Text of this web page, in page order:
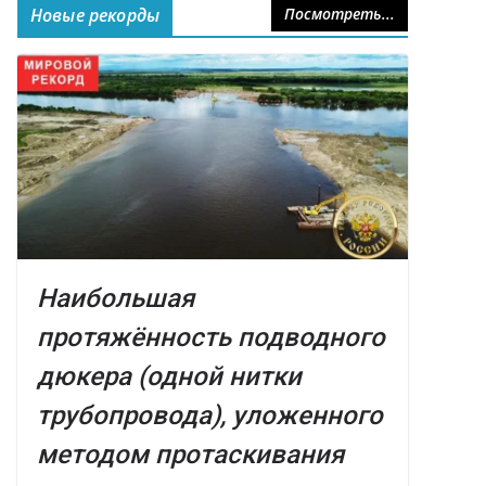
Новые рекорды Посмотреть...
Наибольшая
протяжённость подводного
дюкера (одной нитки
трубопровода), уложенного
методом протаскивания